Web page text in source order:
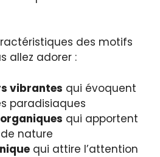
des motifs
allez adorer :
vibrantes qui évoquent
paradisiaques
qui apportent
nature
qui attire l’attention